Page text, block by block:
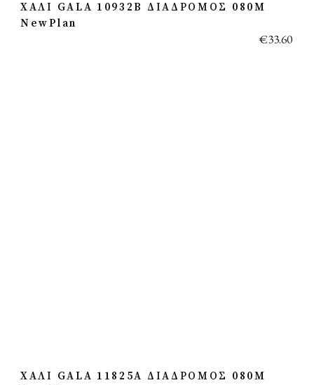
ΧΑΛΙ GALA 10932B ΔΙΑΔΡΟΜΟΣ 080M
NewPlan
€33.60
ΧΑΛΙ GALA 11825A ΔΙΑΔΡΟΜΟΣ 080M